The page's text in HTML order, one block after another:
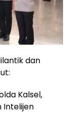
dan
Kalsel,
Intelijen